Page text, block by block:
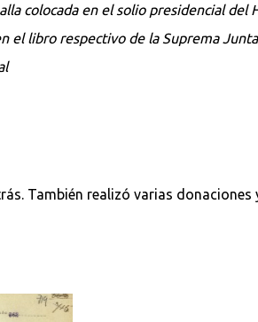
colocada en el solio presidencial del
libro respectivo de la Suprema
También realizó varias donaciones